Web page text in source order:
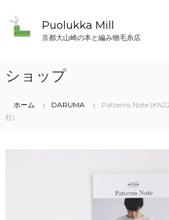
プ
Puolukka Mill
京都大山崎の本と編み物毛糸店
ショップ
ホーム DARUMA
Patterns Note
社)